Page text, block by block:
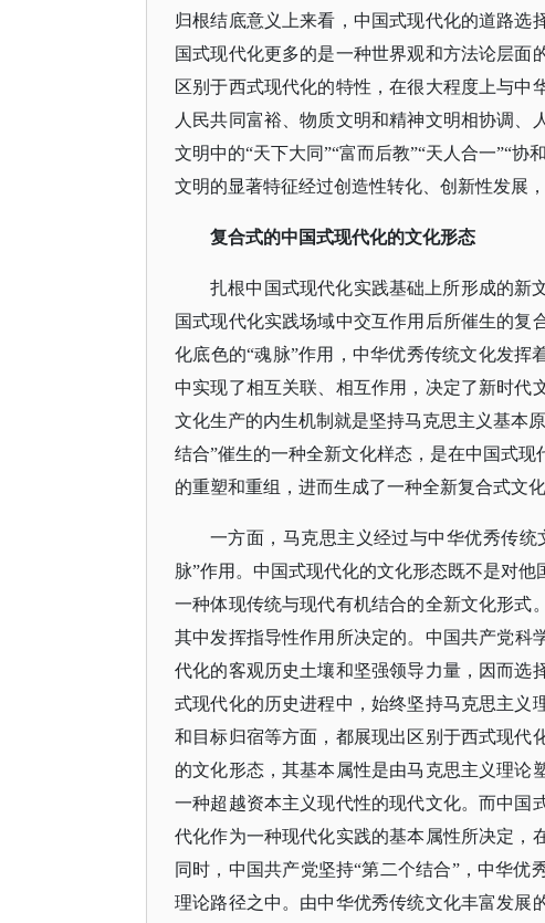
归根结底意义上来看，中国式现代化的道路选
国式现代化更多的是一种世界观和方法论层面
区别于西式现代化的特性，在很大程度上与
人民共同富裕、物质文明和精神文明相协调
文明中的“天下大同”“富而后教”“天人合一”“
文明的显著特征经过创造性转化、创新性发展
复合式的中国式现代化的文化形态
扎根中国式现代化实践基础上所形成的新
国式现代化实践场域中交互作用后所催生的复
化底色的“魂脉”作用，中华优秀传统文化发挥
中实现了相互关联、相互作用，决定了新时代
文化生产的内生机制就是坚持马克思主义基本
结合”催生的一种全新文化样态，是在中国式
的重塑和重组，进而生成了一种全新复合式文化
一方面，马克思主义经过与中华优秀传统
脉”作用。中国式现代化的文化形态既不是对
一种体现传统与现代有机结合的全新文化形式
其中发挥指导性作用所决定的。中国共产党
代化的客观历史土壤和坚强领导力量，因而选
式现代化的历史进程中，始终坚持马克思主义
和目标归宿等方面，都展现出区别于西式现代
的文化形态，其基本属性是由马克思主义理论
一种超越资本主义现代性的现代文化。而中国
代化作为一种现代化实践的基本属性所决定，
同时，中国共产党坚持“第二个结合”，中华
理论路径之中。由中华优秀传统文化丰富发展